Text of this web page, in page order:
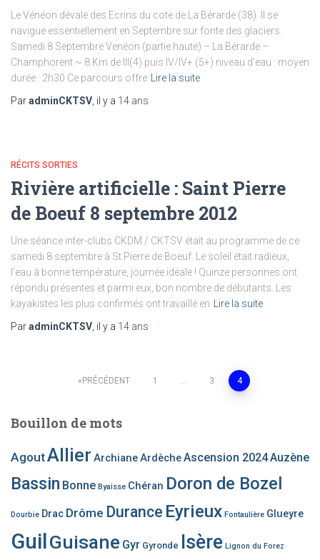
Le Vénéon dévale des Ecrins du cote de La Bérarde (38). Il se
navigue essentiellement en Septembre sur fonte des glaciers.
Samedi 8 Septembre Venéon (partie haute) – La Bérarde –
Champhorent ~ 8 Km de III(4) puis IV/IV+ (5+) niveau d’eau : moyen
durée : 2h30 Ce parcours offre
Lire la suite
ParadminCKTSV , il y a 14 ans
RÉCITS SORTIES
Rivière artificielle : Saint Pierre
de Boeuf 8 septembre 2012
Une séance inter-clubs CKDM / CKTSV était au programme de ce
samedi 8 septembre à St Pierre de Boeuf. Le soleil était radieux,
l’eau à bonne température, journée idéale ! Quinze personnes ont
répondu présentes et parmi eux, bon nombre de débutants. Les
kayakistes les plus confirmés ont travaillé en
Lire la suite
ParadminCKTSV , il y a 14 ans
Pagination
des
publications
PRÉCÉDENT 1 … 3 4
Bouillon de mots
AgoutAllier ArchianeArdècheAscension 2024Auzène
Bassin Bonne Byaisse Chéran Doron de Bozel
Dourbie Drac Drôme Durance Eyrieux Fontaulière Glueyre
Guil Guisane Gyr Gyronde Isère Lignon du Forez